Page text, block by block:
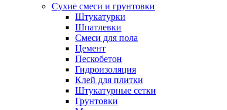
Сухие смеси и грунтовки
Штукатурки
Шпатлевки
Смеси для пола
Цемент
Пескобетон
Гидроизоляция
Клей для плитки
Штукатурные сетки
Грунтовки